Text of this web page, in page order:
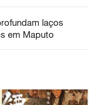
laços
em Maputo